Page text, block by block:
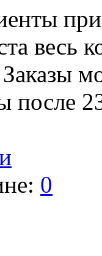
весь
Заказы
после
0